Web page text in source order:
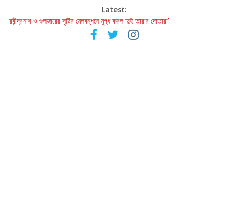
Latest:
রবীন্দ্রনাথ ও গুলজারের সৃষ্টির মেলবন্ধনে মুগ্ধ করল ‘দুই তারার দোতারা’
কলের গান থেকে রীলস্ — বাঙালির গান শোনার বিবর্তনের গল্প
জগন্নাথমঙ্গলম্ — বাংলায় প্রথমবার মঞ্চে এবার রথযাত্রার উদযাপন